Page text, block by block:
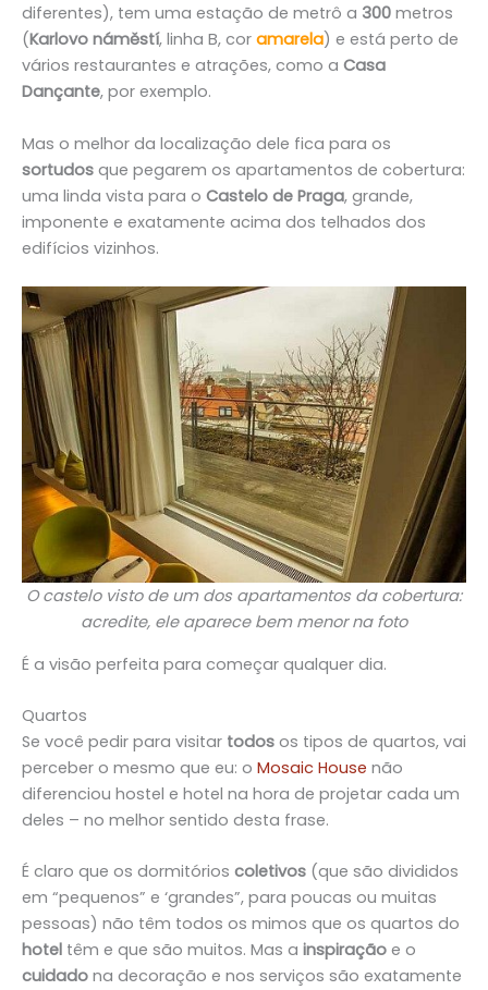
diferentes), tem uma estação de metrô a 300 metros
(Karlovo náměstí, linha B, cor amarela) e está perto de
vários restaurantes e atrações, como a Casa
Dançante, por exemplo.
Mas o melhor da localização dele fica para os
sortudos que pegarem os apartamentos de cobertura:
uma linda vista para o Castelo de Praga, grande,
imponente e exatamente acima dos telhados dos
edifícios vizinhos.
O castelo visto de um dos apartamentos da cobertura:
acredite, ele aparece bem menor na foto
É a visão perfeita para começar qualquer dia.
Quartos
Se você pedir para visitar todos os tipos de quartos, vai
perceber o mesmo que eu: o Mosaic House não
diferenciou hostel e hotel na hora de projetar cada um
deles – no melhor sentido desta frase.
É claro que os dormitórios coletivos (que são divididos
em “pequenos” e ‘grandes”, para poucas ou muitas
pessoas) não têm todos os mimos que os quartos do
hotel têm e que são muitos. Mas a inspiração e o
cuidado na decoração e nos serviços são exatamente